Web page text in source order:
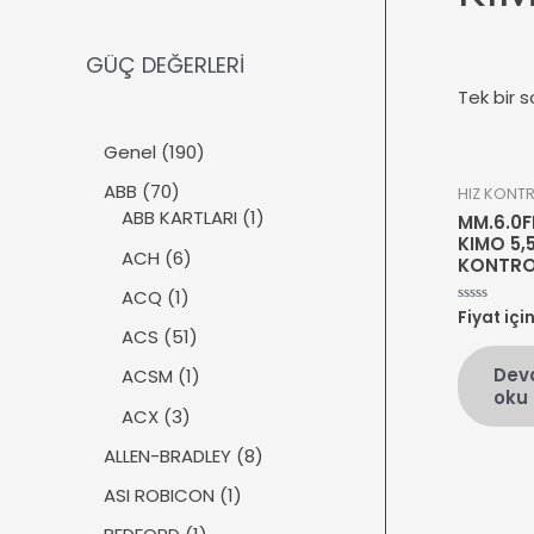
GÜÇ DEĞERLERİ
Genel 1901
ü
ABB 707
0
ü
r
ü
n
ABB KARTLARI 11
ACH 66
ü
r
ü
n
ACQ 11
ü
r
ü
ACS 515
1
ü
n
ACSM 11
ü
ACX 33
r
ü
n
ALLEN-BRADLEY 88
ASI ROBICON 11
Tek bir
HIZ
KIMO
5
üzerinden
oy
aldı
Fiyat için
oku